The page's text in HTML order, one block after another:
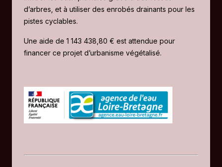
d’arbres, et à utiliser des enrobés drainants pour les
pistes cyclables.
Une aide de 1 143 438,80 € est attendue pour
financer ce projet d’urbanisme végétalisé.